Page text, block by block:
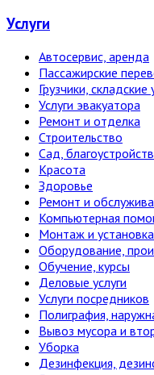
Услуги
Автосервис, аренда
Пассажирские
Грузчики, складские
Услуги эвакуатора
Ремонт и отделка
Строительство
Сад,
Красота
Здоровье
Ремонт и
Компьютерная
Монтаж и
Оборудование,
Обучение, курсы
Деловые услуги
Услуги посредников
Полиграфия,
Вывоз мусора и
Уборка
Дезинфекция,